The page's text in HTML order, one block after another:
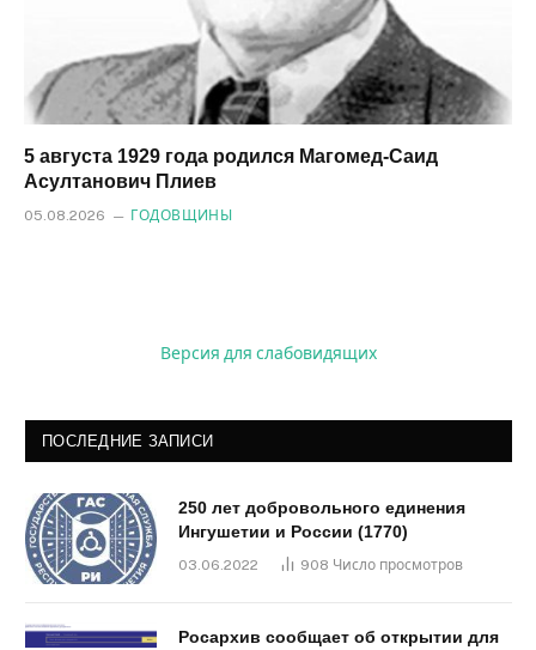
5 августа 1929 года родился Магомед‑Саид
Асултанович Плиев
05.08.2026 ГОДОВЩИНЫ
Версия для слабовидящих
ПОСЛЕДНИЕ ЗАПИСИ
250 лет добровольного единения
Ингушетии и России (1770)
03.06.2022 908 Число просмотров
Росархив сообщает об открытии для